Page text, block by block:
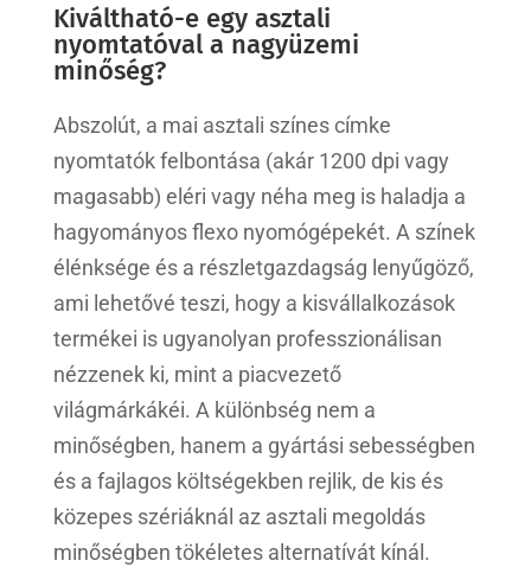
Kiváltható-e egy asztali
nyomtatóval a nagyüzemi
minőség?
Abszolút, a mai asztali színes címke
nyomtatók felbontása (akár 1200 dpi vagy
magasabb) eléri vagy néha meg is haladja a
hagyományos flexo nyomógépekét. A színek
élénksége és a részletgazdagság lenyűgöző,
ami lehetővé teszi, hogy a kisvállalkozások
termékei is ugyanolyan professzionálisan
nézzenek ki, mint a piacvezető
világmárkákéi. A különbség nem a
minőségben, hanem a gyártási sebességben
és a fajlagos költségekben rejlik, de kis és
közepes szériáknál az asztali megoldás
minőségben tökéletes alternatívát kínál.